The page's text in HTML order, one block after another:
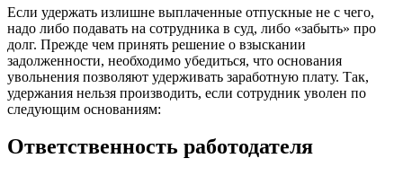
Если удержать излишне выплаченные отпускные не с чего,
надо либо подавать на сотрудника в суд, либо «забыть» про
долг. Прежде чем принять решение о взыскании
задолженности, необходимо убедиться, что основания
увольнения позволяют удерживать заработную плату. Так,
удержания нельзя производить, если сотрудник уволен по
следующим основаниям:
Ответственность работодателя